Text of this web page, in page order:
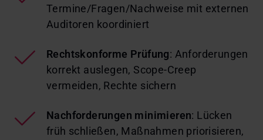
Termine/Fragen/Nachweise mit externen
Auditoren koordiniert
Rechtskonforme Prüfung: Anforderungen
korrekt auslegen, Scope-Creep
vermeiden, Rechte sichern
Nachforderungen minimieren: Lücken
früh schließen, Maßnahmen priorisieren,